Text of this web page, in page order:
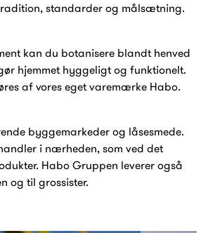
standarder og målsætning.
kan du botanisere blandt henved
hjemmet hyggeligt og funktionelt.
af vores eget varemærke Habo.
byggemarkeder og låsesmede.
i nærheden, som ved det
Habo Gruppen leverer også
og til grossister.